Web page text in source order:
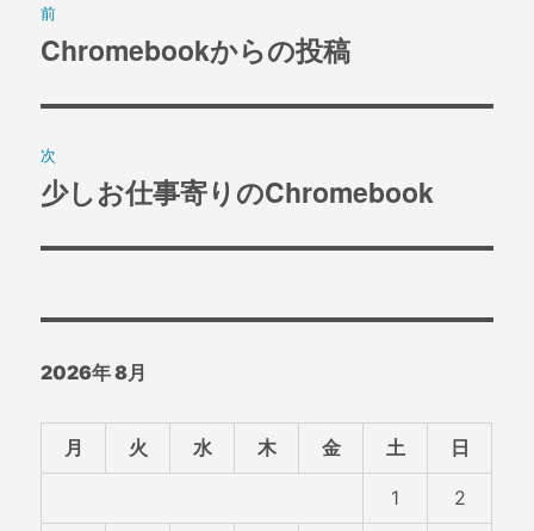
稿
ビ
ゲ
ー
ン
前
過
の
投
稿:
Chromebookからの投稿
次
次
投
少しお仕事寄りのChromebook
2026年 8月
月 火 水 木 金 土 日
1 2